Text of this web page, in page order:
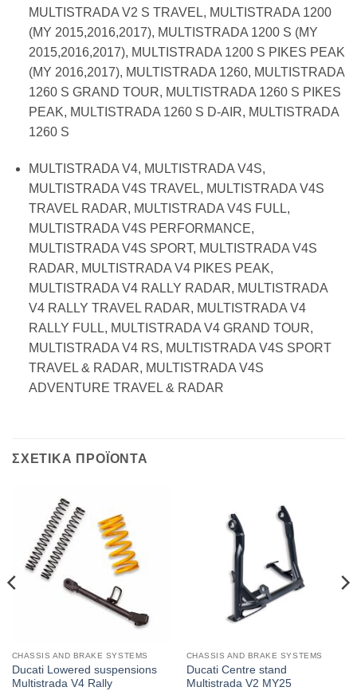
MULTISTRADA V2 S TRAVEL, MULTISTRADA 1200
(MY 2015,2016,2017), MULTISTRADA 1200 S (MY
2015,2016,2017), MULTISTRADA 1200 S PIKES PEAK
(MY 2016,2017), MULTISTRADA 1260, MULTISTRADA
1260 S GRAND TOUR, MULTISTRADA 1260 S PIKES
PEAK, MULTISTRADA 1260 S D-AIR, MULTISTRADA
1260 S
MULTISTRADA V4, MULTISTRADA V4S,
MULTISTRADA V4S TRAVEL, MULTISTRADA V4S
TRAVEL RADAR, MULTISTRADA V4S FULL,
MULTISTRADA V4S PERFORMANCE,
MULTISTRADA V4S SPORT, MULTISTRADA V4S
RADAR, MULTISTRADA V4 PIKES PEAK,
MULTISTRADA V4 RALLY RADAR, MULTISTRADA
V4 RALLY TRAVEL RADAR, MULTISTRADA V4
RALLY FULL, MULTISTRADA V4 GRAND TOUR,
MULTISTRADA V4 RS, MULTISTRADA V4S SPORT
TRAVEL & RADAR, MULTISTRADA V4S
ADVENTURE TRAVEL & RADAR
ΣΧΕΤΙΚΑ ΠΡΟΪΟΝΤΑ
CHASSIS AND BRAKE SYSTEMS
Ducati Lowered suspensions
Multistrada V4 Rally
CHASSIS AND BRAKE SYSTEMS
Ducati Centre stand
Multistrada V2 MY25